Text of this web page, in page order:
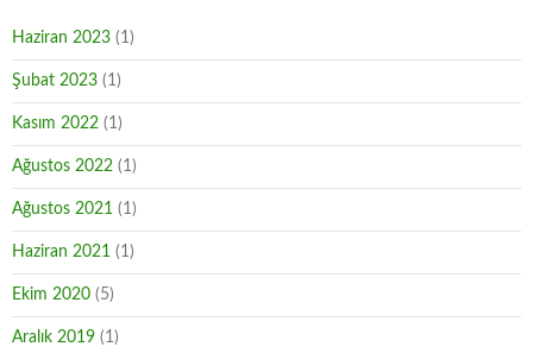
Haziran 2023 (1)
Şubat 2023 (1)
Kasım 2022 (1)
Ağustos 2022 (1)
Ağustos 2021 (1)
Haziran 2021 (1)
Ekim 2020 (5)
Aralık 2019 (1)